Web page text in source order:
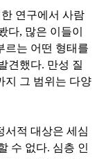
연구에서 사람
다, 많은 이들이
르는 어떤 형태를
견했다. 만성 질
지 그 범위는 다양
서적 대상은 세심
수 없다. 심층 인